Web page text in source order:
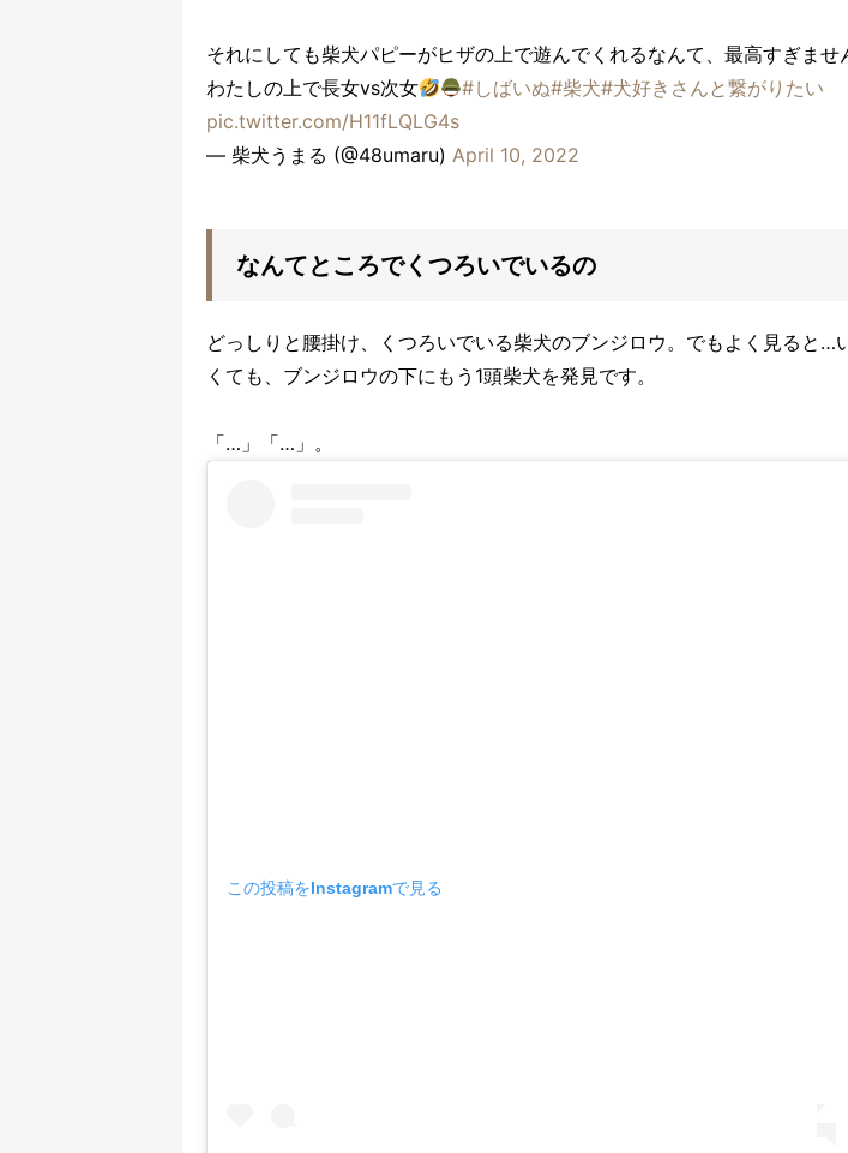
それにしても柴犬パピーがヒザの上で遊んでくれるなんて、最高すぎませ
わたしの上で長女vs次女
#しばいぬ#柴犬#犬好きさんと繋がりたい
pic.twitter.com/H11fLQLG4s
— 柴犬うまる (@48umaru) April 10, 2022
なんてところでくつろいでいるの
どっしりと腰掛け、くつろいでいる柴犬のブンジロウ。でもよく見ると…
くても、ブンジロウの下にもう1頭柴犬を発見です。
「…」「…」。
この投稿をInstagramで見る